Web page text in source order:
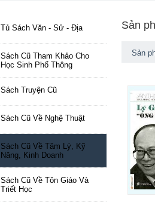
Tủ Sách Văn - Sử - Địa
Sách Cũ Tham Khảo Cho
Học Sinh Phổ Thông
Sách Truyện Cũ
Sách Cũ Về Nghệ Thuật
Sách Cũ Về Tâm Lý, Kỹ
Năng, Kinh Doanh
Sách Cũ Về Tôn Giáo Và
Triết Học
Sản
Sản